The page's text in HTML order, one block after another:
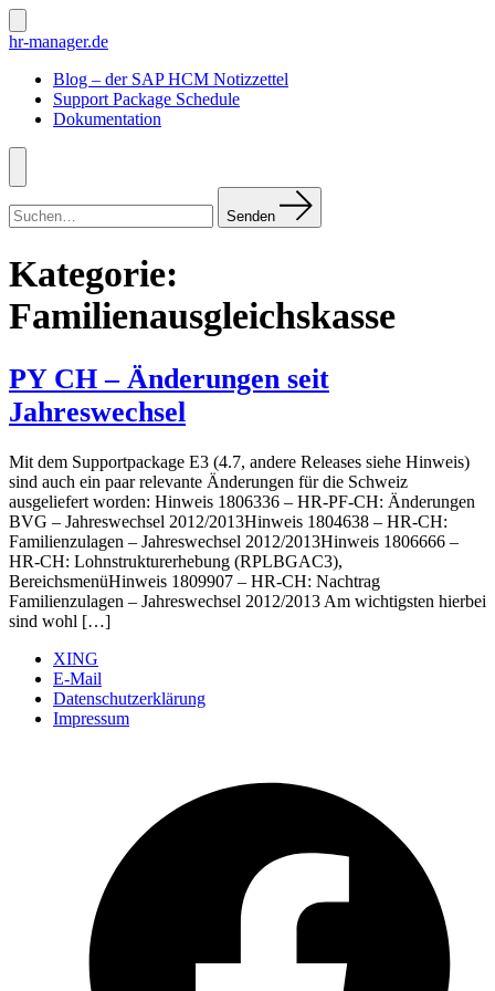
Zum
Inhalt
Suche
ein-/ausblenden
hr-manager.de
Blog – der SAP HCM Notizzettel
Support Package Schedule
Dokumentation
Menü
nach:
Senden
Kategorie:
Familienausgleichskasse
PY CH – Änderungen seit
Jahreswechsel
Mit dem Supportpackage E3 (4.7, andere Releases siehe Hinweis)
sind auch ein paar relevante Änderungen für die Schweiz
ausgeliefert worden: Hinweis 1806336 – HR-PF-CH: Änderungen
BVG – Jahreswechsel 2012/2013Hinweis 1804638 – HR-CH:
Familienzulagen – Jahreswechsel 2012/2013Hinweis 1806666 –
HR-CH: Lohnstrukturerhebung (RPLBGAC3),
BereichsmenüHinweis 1809907 – HR-CH: Nachtrag
Familienzulagen – Jahreswechsel 2012/2013 Am wichtigsten hierbei
sind wohl […]
XING
E-Mail
Datenschutzerklärung
Impressum